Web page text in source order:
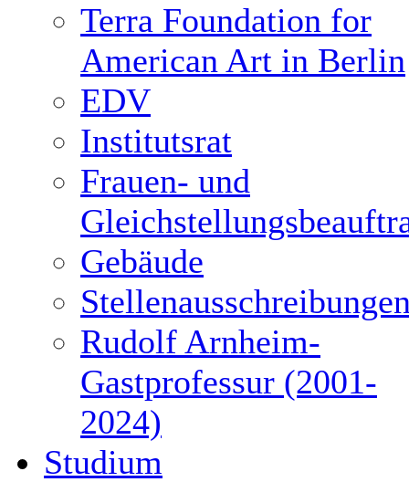
Terra Foundation for
American Art in Berlin
EDV
Institutsrat
Frauen- und
Gebäude
Rudolf Arnheim-
Gastprofessur (2001-
2024)
Studium